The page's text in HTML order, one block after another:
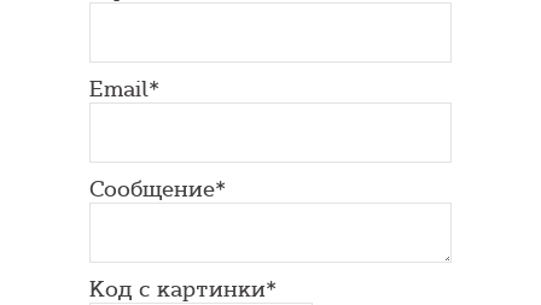
Email*
Сообщение*
Код с картинки*